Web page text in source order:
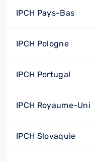
IPCH Pays-Bas
IPCH Pologne
IPCH Portugal
IPCH Royaume-Uni
IPCH Slovaquie